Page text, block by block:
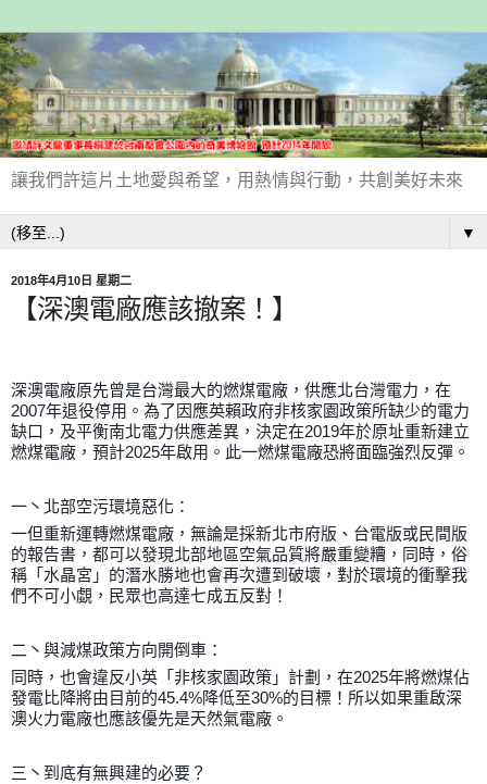
讓我們許這片土地愛與希望，用熱情與行動，共創美好未來
▼
2018年4月10日 星期二
【深澳電廠應該撤案！】
深澳電廠原先曾是台灣最大的燃煤電廠，供應北台灣電力，在
2007年退役停用。為了因應英賴政府非核家園政策所缺少的電力
缺口，及平衡南北電力供應差異，決定在2019年於原址重新建立
燃煤電廠，預計2025年啟用。此一燃煤電廠恐將面臨強烈反彈。
一丶北部空污環境惡化：
一但重新運轉燃煤電廠，無論是採新北市府版、台電版或民間版
的報告書，都可以發現北部地區空氣品質將嚴重變糟，同時，俗
稱「水晶宮」的潛水勝地也會再次遭到破壞，對於環境的衝擊我
們不可小覷，民眾也高達七成五反對！
二丶與減煤政策方向開倒車：
同時，也會違反小英「非核家園政策」計劃，在2025年將燃煤佔
發電比降將由目前的45.4%降低至30%的目標！所以如果重啟深
澳火力電廠也應該優先是天然氣電廠。
三丶到底有無興建的必要？